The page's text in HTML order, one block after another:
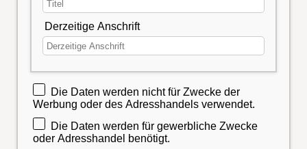
Derzeitige Anschrift
Die Daten werden nicht für Zwecke der
Werbung oder des Adresshandels verwendet.
Die Daten werden für gewerbliche Zwecke
oder Adresshandel benötigt.